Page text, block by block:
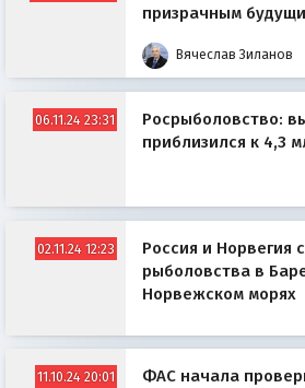
призрачным
Вячеслав Зиланов
06.11.24 23:31
Росрыболовство:
приблизился к 4,3
02.11.24 12:23
Россия и Норвегия
рыболовства в
Норвежском морях
11.10.24 20:01 ФАС начала